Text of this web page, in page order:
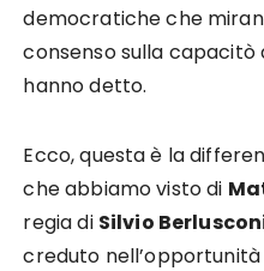
democratiche che
consenso sulla capacitò
hanno detto.
Ecco, questa è la
che abbiamo visto di
regia di Silvio
creduto